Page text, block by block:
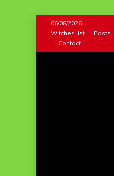
content
06/08/2026
Witches list
Posts
Contact